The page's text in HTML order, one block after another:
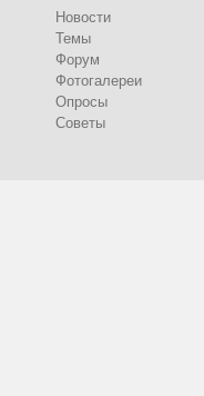
Новости
Темы
Форум
Фотогалереи
Опросы
Советы